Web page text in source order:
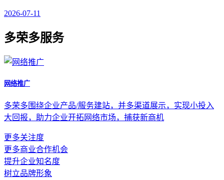
2026-07-11
多荣多服务
网络推广
多荣多围绕企业产品/服务建站，并多渠道展示，实现小投入
大回报，助力企业开拓网络市场，捕获新商机
更多关注度
更多商业合作机会
提升企业知名度
树立品牌形象